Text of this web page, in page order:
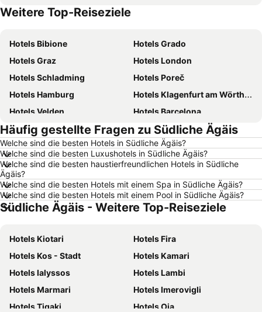
Hotels Österreich
Weitere Top-Reiseziele
Hotels Bibione
Hotels Grado
Hotels Graz
Hotels London
Hotels Schladming
Hotels Poreč
Hotels Hamburg
Hotels Klagenfurt am Wörthersee
Hotels Velden
Hotels Barcelona
Hotels Prag
Hotels Jesolo
Hotels Innsbruck
Hotels Triest
Hotels Attersee
Hotels Rom
Hotels Opatija
Hotels Umag
Hotels Mondsee
Hotels Italien
Hotels Griechenland
Hotels Wörthersee
Hotels Malediven
Hotels Südtirol
Häufig gestellte Fragen zu Südliche Ägäis
Welche sind die besten Hotels in Südliche Ägäis?
Welche sind die besten Luxushotels in Südliche Ägäis?
Welche sind die besten haustierfreundlichen Hotels in Südliche
Ägäis?
Welche sind die besten Hotels mit einem Spa in Südliche Ägäis?
Welche sind die besten Hotels mit einem Pool in Südliche Ägäis?
Südliche Ägäis - Weitere Top-Reiseziele
Hotels Kiotari
Hotels Fira
Hotels Kos - Stadt
Hotels Kamari
Hotels Ialyssos
Hotels Lambi
Hotels Marmari
Hotels Imerovigli
Hotels Tigaki
Hotels Oia